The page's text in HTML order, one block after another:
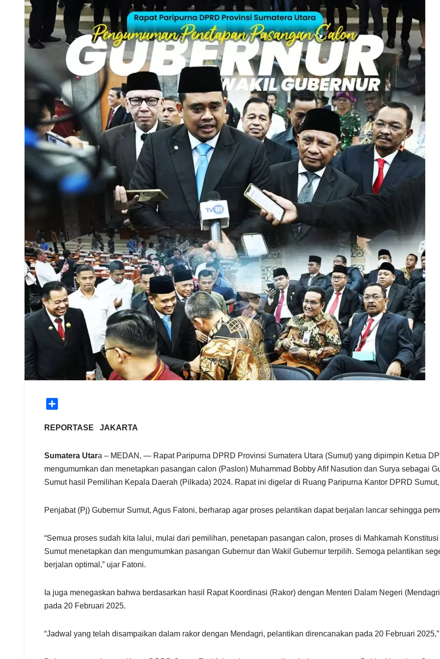
a
REPORTASE JAKARTA
Sumatera Utara – MEDAN, — Rapat Paripurna DPRD Provinsi Sumatera Utara (Sumut) yang dipimpin Ketua
mengumumkan dan menetapkan pasangan calon (Paslon) Muhammad Bobby Afif Nasution dan Surya sebagai
Sumut hasil Pemilihan Kepala Daerah (Pilkada) 2024. Rapat ini digelar di Ruang Paripurna Kantor DPRD
Penjabat (Pj) Gubernur Sumut, Agus Fatoni, berharap agar proses pelantikan dapat berjalan lancar sehingga
“Semua proses sudah kita lalui, mulai dari pemilihan, penetapan pasangan calon, proses di Mahkamah
Sumut menetapkan dan mengumumkan pasangan Gubernur dan Wakil Gubernur terpilih. Semoga pelantikan
berjalan optimal,” ujar Fatoni.
Ia juga menegaskan bahwa berdasarkan hasil Rapat Koordinasi (Rakor) dengan Menteri Dalam Negeri
pada 20 Februari 2025.
“Jadwal yang telah disampaikan dalam rakor dengan Mendagri, pelantikan direncanakan pada 20 Februari